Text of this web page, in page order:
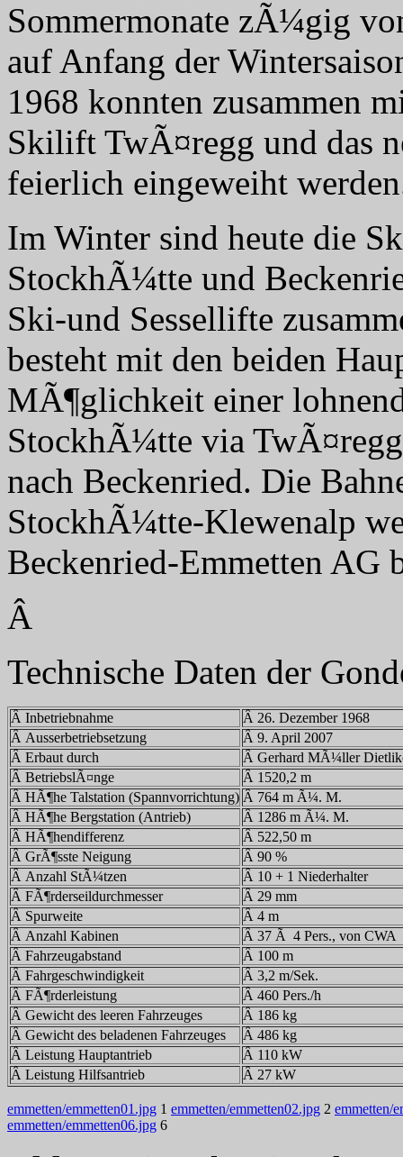
Sommermonate zÃ¼gig
auf Anfang der
1968 konnten zusammen
Skilift TwÃ¤regg und das
feierlich eingeweiht
Im Winter sind heute die
StockhÃ¼tte und
Ski-und Sessellifte
besteht mit den beiden
MÃ¶glichkeit einer
StockhÃ¼tte via
nach Beckenried. Die
StockhÃ¼tte-Klewenalp
Beckenried-Emmetten AG
Â
Technische Daten der
Â Inbetriebnahme
Â 26. Dezember 1968
Â Ausserbetriebsetzung
Â 9. April 2007
Â Erbaut durch
Â Gerhard MÃ¼ller
Â BetriebslÃ¤nge
Â 1520,2 m
Â HÃ¶he Talstation (Spannvorrichtung) Â 764 m Ã¼. M.
Â HÃ¶he Bergstation (Antrieb)
Â 1286 m Ã¼. M.
Â HÃ¶hendifferenz
Â 522,50 m
Â GrÃ¶sste Neigung
Â 90 %
Â Anzahl StÃ¼tzen
Â 10 + 1 Niederhalter
Â FÃ¶rderseildurchmesser
Â 29 mm
Â Spurweite
Â 4 m
Â Anzahl Kabinen
Â 37 Ã 4 Pers., von CWA
Â Fahrzeugabstand
Â 100 m
Â Fahrgeschwindigkeit
Â 3,2 m/Sek.
Â FÃ¶rderleistung
Â 460 Pers./h
Â Gewicht des leeren Fahrzeuges
Â 186 kg
Â Gewicht des beladenen Fahrzeuges
Â 486 kg
Â Leistung Hauptantrieb
Â 110 kW
Â Leistung Hilfsantrieb
Â 27 kW
emmetten/emmetten01.jpg 1 emmetten/emmetten02.jpg 2 emmetten/
emmetten/emmetten06.jpg 6